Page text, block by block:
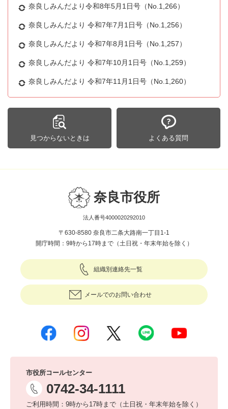
奈良しみんだより令和8年5月1日号（No.1,266）
奈良しみんだより 令和7年7月1日号（No.1,256）
奈良しみんだより 令和7年8月1日号（No.1,257）
奈良しみんだより 令和7年10月1日号（No.1,259）
奈良しみんだより 令和7年11月1日号（No.1,260）
見つからないときは よくある質問
奈良市役所
法人番号4000020292010
〒630-8580 奈良市二条大路南一丁目1-1
開庁時間：9時から17時まで（土日祝・年末年始を除く）
組織別連絡先一覧
メールでのお問い合わせ
市役所コールセンター
0742-34-1111
ご利用時間：9時から17時まで（土日祝・年末年始を除く）